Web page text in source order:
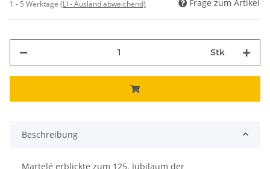
1 - 5 Werktage (LI - Ausland abweichend) Frage zum Artikel
Stk
Beschreibung
Martelé erblickte zum 125. Jubiläum der